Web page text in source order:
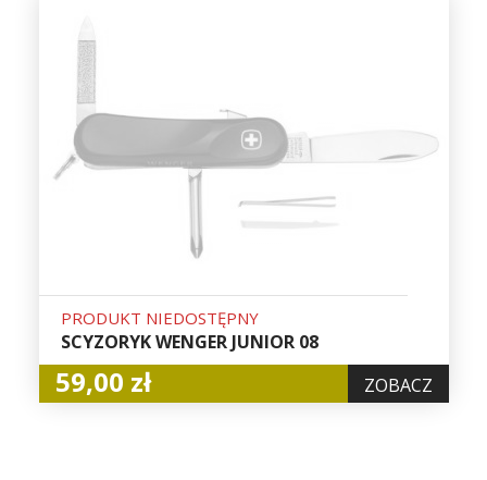
PRODUKT NIEDOSTĘPNY
SCYZORYK WENGER JUNIOR 08
59,00 zł ZOBACZ